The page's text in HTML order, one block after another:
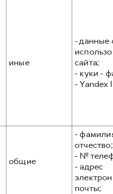
иные
- данные
сайта;
- куки -
- Yandex
общие
-
отчество;
- №
- адрес
почты;